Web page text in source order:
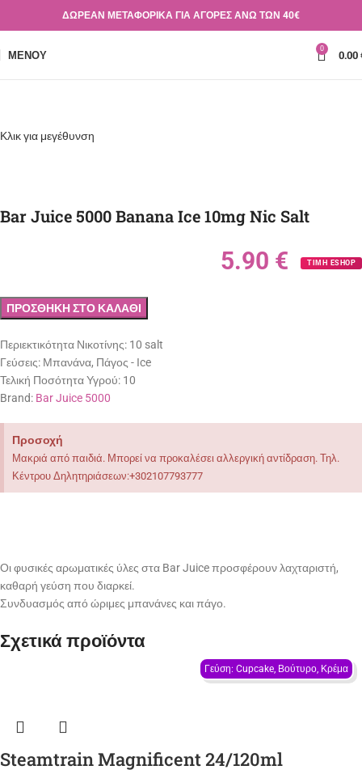
ΔΩΡΕΑΝ ΜΕΤΑΦΟΡΙΚΑ ΓΙΑ ΑΓΟΡΕΣ ΑΝΩ ΤΩΝ 40€
ΜΕΝΟΎ 0 0.00
Κλικ για μεγέθυνση
Bar Juice 5000 Banana Ice 10mg Nic Salt
5.90 € ΤΙΜΗ ESHOP
ΠΡΟΣΘΉΚΗ ΣΤΟ ΚΑΛΆΘΙ
Περιεκτικότητα Νικοτίνης: 10 salt
Γεύσεις: Μπανάνα, Πάγος - Ιce
Τελική Ποσότητα Υγρού: 10
Brand: Bar Juice 5000
Προσοχή
Μακριά από παιδιά. Μπορεί να προκαλέσει αλλεργική αντίδραση. Τηλ.
Κέντρου Δηλητηριάσεων:+302107793777
Οι φυσικές αρωματικές ύλες στα Bar Juice προσφέρουν λαχταριστή,
καθαρή γεύση που διαρκεί.
Συνδυασμός από ώριμες μπανάνες και πάγο.
Σχετικά προϊόντα
Γεύση: Cupcake, Βούτυρο, Κρέμα
Steamtrain Magnificent 24/120ml